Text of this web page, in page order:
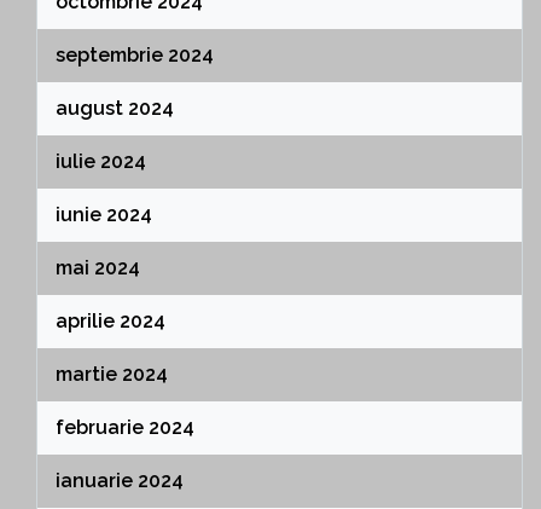
septembrie 2024
august 2024
iulie 2024
iunie 2024
mai 2024
aprilie 2024
martie 2024
februarie 2024
ianuarie 2024